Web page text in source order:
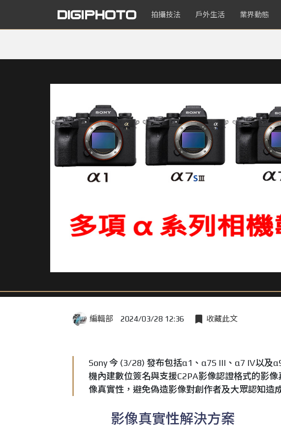
拍攝技法 戶外生活 業界動態
編輯部 2024/03/28 12:36 收藏此文
Sony 今 (3/28) 發布包括α1、α7S III、α7 IV以及
機內建數位簽名與支援C2PA影像認證格式的影
像真實性，避免偽造影像對創作者及大眾認知造
影像真實性解決方案